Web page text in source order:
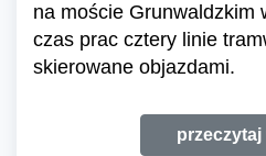
na moście Grunwaldzkim
czas prac cztery linie
skierowane objazdami.
przeczytaj